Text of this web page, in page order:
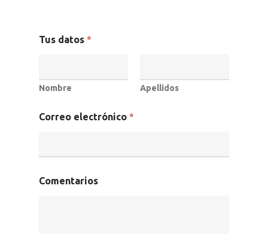
Tus datos*
Nombre Apellidos
Correo electrónico*
Comentarios
SOLUCIONES